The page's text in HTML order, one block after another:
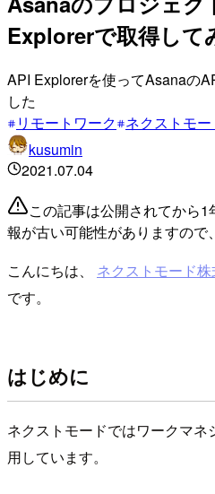
Explorerで取得して
API Explorerを使ってAsanaの
した
リモートワーク ネクストモー
kusumin
2021.07.04
この記事は公開されてから
報が古い可能性がありますので
こんにちは、 ネクストモード
です。
はじめに
ネクストモードではワークマネ
用しています。